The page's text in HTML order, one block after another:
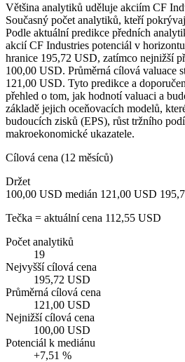
Většina analytiků uděluje akciím CF
Současný počet analytiků, kteří
Podle aktuální predikce předních
akcií CF Industries potenciál v
hranice 195,72 USD, zatímco nejnižší
100,00 USD. Průměrná cílová valuace
121,00 USD. Tyto predikce a
přehled o tom, jak hodnotí valuaci a
základě jejich oceňovacích modelů,
budoucích zisků (EPS), růst tržního
makroekonomické ukazatele.
Cílová cena (12 měsíců)
Držet
100,00 USD medián 121,00 USD
Tečka = aktuální cena 112,55 USD
Počet analytiků
19
Nejvyšší cílová cena
195,72 USD
Průměrná cílová cena
121,00 USD
Nejnižší cílová cena
100,00 USD
Potenciál k mediánu
+7,51 %